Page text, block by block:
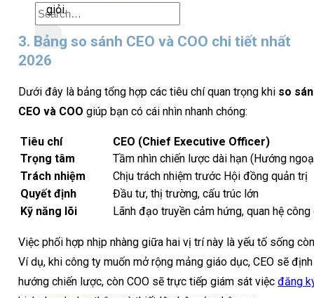
Search
for:
giỏi.
3. Bảng so sánh CEO và COO chi tiết nhất
2026
Dưới đây là bảng tổng hợp các tiêu chí quan trọng khi so
CEO và COO giúp bạn có cái nhìn nhanh chóng:
Tiêu chí
CEO (Chief Executive Officer)
Trọng tâm
Tầm nhìn chiến lược dài hạn (Hướng
Trách nhiệm
Chịu trách nhiệm trước Hội đồng quản trị
Quyết định
Đầu tư, thị trường, cấu trúc lớn
Kỹ năng lõi
Lãnh đạo truyền cảm hứng, quan hệ công
Việc phối hợp nhịp nhàng giữa hai vị trí này là yếu tố sống
Ví dụ, khi công ty muốn mở rộng mảng giáo dục, CEO sẽ định
hướng chiến lược, còn COO sẽ trực tiếp giám sát việc đăng